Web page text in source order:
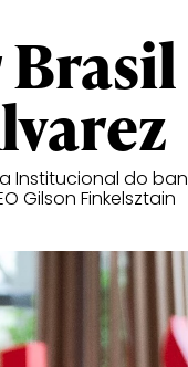
Institucional do
Gilson Finkelsztain